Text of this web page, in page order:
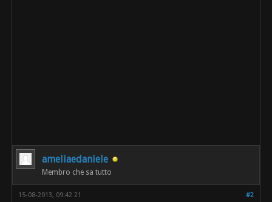
ameliaedaniele
Membro che sa tutto
#2
15-08-2013, 09:42 21